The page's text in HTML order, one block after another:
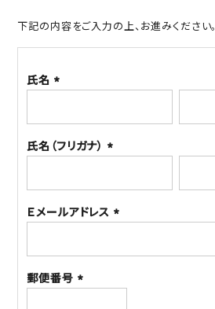
下記の内容をご入力の上、お進みください。
氏名
須)
氏名（フリガナ）
須)
Ｅメールアドレス
須)
郵便番号